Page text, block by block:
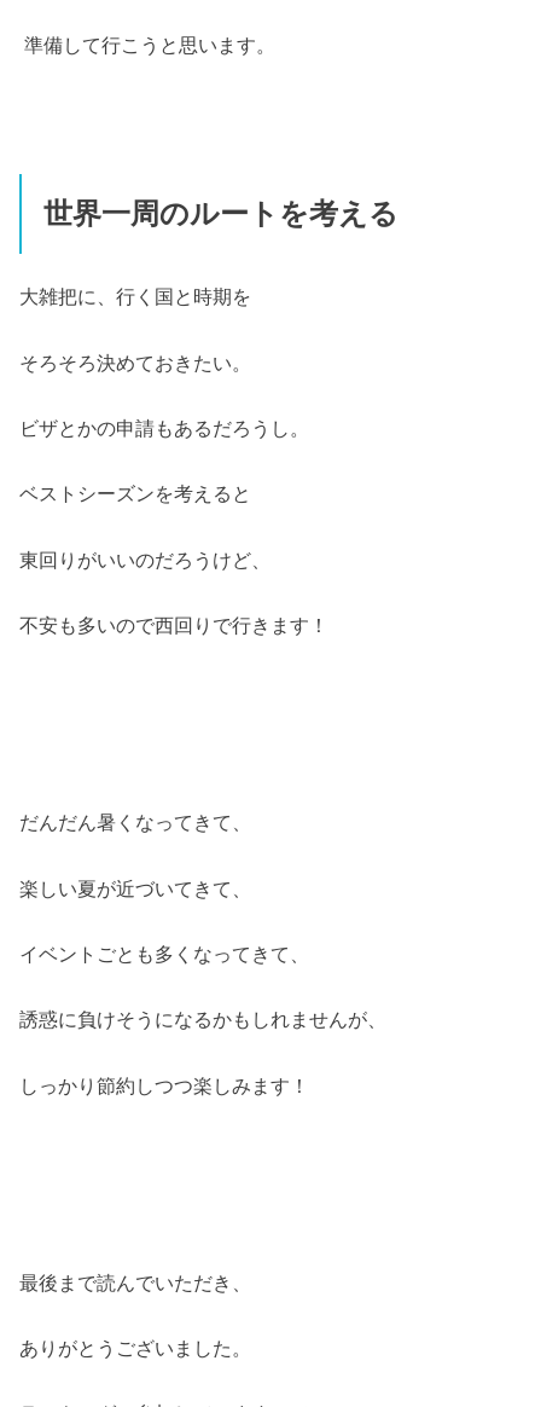
準備して行こうと思います。
世界一周のルートを考える
大雑把に、行く国と時期を
そろそろ決めておきたい。
ビザとかの申請もあるだろうし。
ベストシーズンを考えると
東回りがいいのだろうけど、
不安も多いので西回りで行きます！
だんだん暑くなってきて、
楽しい夏が近づいてきて、
イベントごとも多くなってきて、
誘惑に負けそうになるかもしれませんが、
しっかり節約しつつ楽しみます！
最後まで読んでいただき、
ありがとうございました。